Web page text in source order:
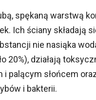
spękaną warstwą
Ich ściany składają
nie nasiąka
20%), działają
palącym słońcem
i bakterii.